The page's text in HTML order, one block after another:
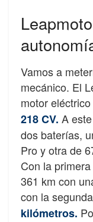
Vamos a
mecánico. El
motor
218 CV. A
dos baterías,
Pro y otra de
Con la
361 km con
con la
kilómetros.